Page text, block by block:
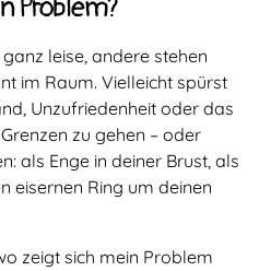
Problem?
leise, andere stehen
im Raum. Vielleicht spürst
Unzufriedenheit oder das
zu gehen – oder
als Enge in deiner Brust, als
eisernen Ring um deinen
zeigt sich mein Problem